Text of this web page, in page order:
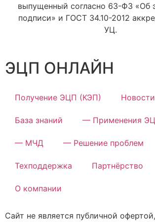
выпущенный согласно 63-ФЗ «Об
подписи» и ГОСТ 34.10-2012
УЦ.
ЭЦП ОНЛАЙН
Получение ЭЦП (КЭП) Новости
База знаний — Применения
— МЧД — Решение проблем
Техподдержка Партнёрство
О компании
Сайт не является публичной